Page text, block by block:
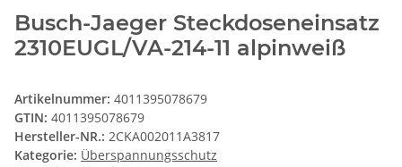
Busch-Jaeger Steckdoseneinsatz
2310EUGL/VA-214-11 alpinweiß
Artikelnummer: 4011395078679
GTIN: 4011395078679
Hersteller-NR.: 2CKA002011A3817
Kategorie: Überspannungsschutz